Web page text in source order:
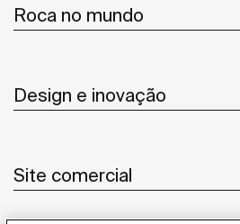
Roca no mundo
Design e inovação
Site comercial